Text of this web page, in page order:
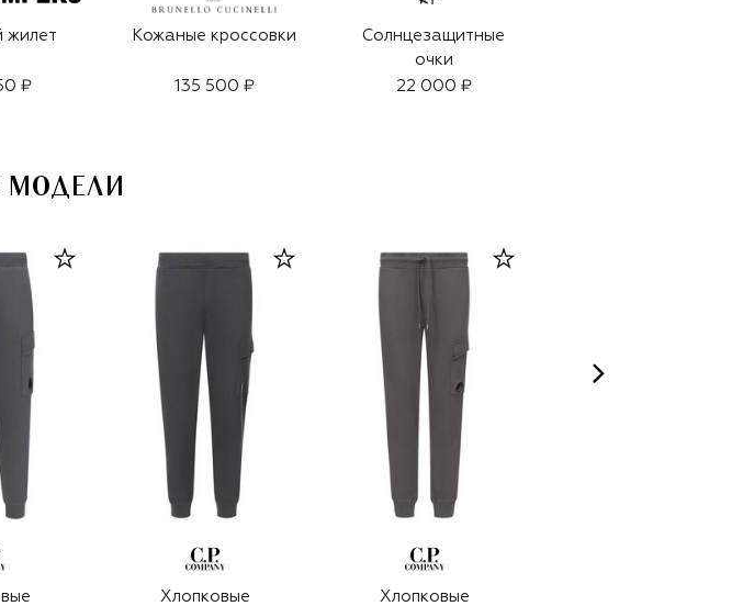
жилет
₽
Кожаные кроссовки
135 500 ₽
Солнцезащитные
очки
22 000 ₽
МОДЕЛИ
Хлопковые
Хлопковые